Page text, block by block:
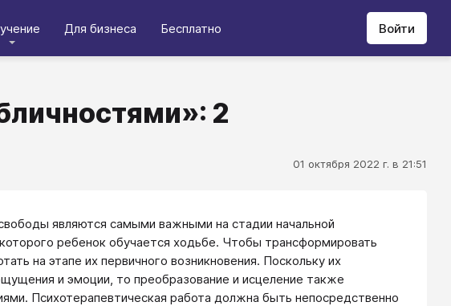
Для бизнеса Бесплатно Войти
2
01 октября 2022 г. в 21:51
являются самыми важными на стадии начальной
ребенок обучается ходьбе. Чтобы трансформировать
на этапе их первичного возникновения. Поскольку их
и эмоции, то преобразование и исцеление также
Психотерапевтическая работа должна быть непосредственно